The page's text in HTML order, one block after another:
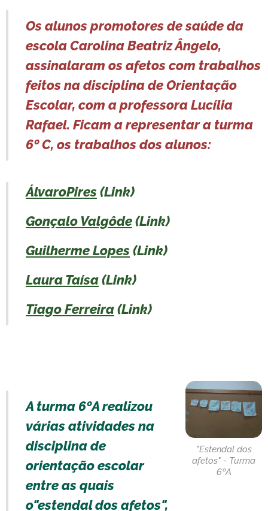
Os alunos promotores de saúde da
escola Carolina Beatriz Ângelo,
assinalaram os afetos com trabalhos
feitos na disciplina de Orientação
Escolar, com a professora Lucília
Rafael. Ficam a representar a turma
6º C, os trabalhos dos alunos:
ÁlvaroPires(Link)
Gonçalo Valgôde(Link)
Guilherme Lopes(Link)
Laura Taísa(Link)
Tiago Ferreira(Link)
"Estendal dos
afetos" - Turma
6ºA
A turma 6ºA realizou
várias atividades na
disciplina de
orientação escolar
entre as quais
o"estendal dos afetos",